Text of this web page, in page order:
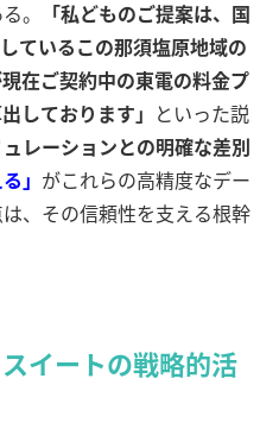
。
「私どものご提案は、国
ているこの那須塩原地域の
在ご契約中の東電の料金プ
しております」 といった説
レーションとの明確な差別
」 がこれらの高精度なデー
、その信頼性を支える根幹
イートの戦略的活